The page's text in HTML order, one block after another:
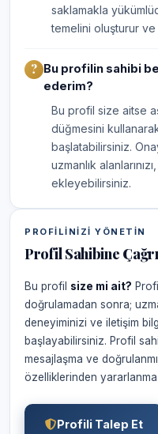
saklamakla
temelini oluşturur
Bu profilin sahibi
ederim?
Bu profil size aitse
düğmesini
başlatabilirsiniz.
uzmanlık
ekleyebilirsiniz.
PROFILINIZI YÖNETIN
Profil Sahibine Çağrı
Bu profil size mi ait?
doğrulamadan sonra;
deneyiminizi ve iletişim
başlayabilirsiniz. Profil
mesajlaşma ve
özelliklerinden yararlanma
Profili Talep Et